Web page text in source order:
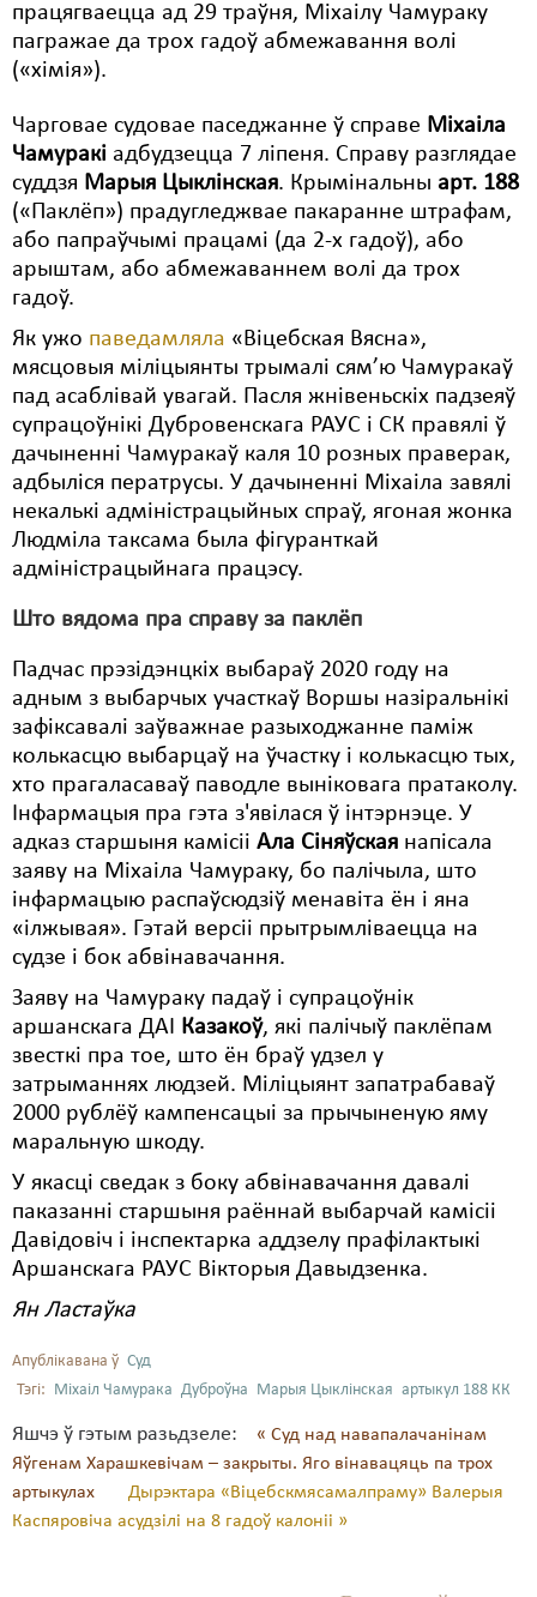
працягваецца ад 29 траўня, Міхаілу Чамураку
пагражае да трох гадоў абмежавання волі
(«хімія»).
Чарговае судовае паседжанне ў справе Міхаіла
Чамуракі адбудзецца 7 ліпеня. Справу разглядае
суддзя Марыя Цыклінская. Крымінальны арт. 188
(«Паклёп») прадугледжвае пакаранне штрафам,
або папраўчымі працамі (да 2-х гадоў), або
арыштам, або абмежаваннем волі да трох
гадоў.
Як ужо паведамляла «Віцебская Вясна»,
мясцовыя міліцыянты трымалі сям’ю Чамуракаў
пад асаблівай увагай. Пасля жнівеньскіх падзеяў
супрацоўнікі Дубровенскага РАУС і СК правялі ў
дачыненні Чамуракаў каля 10 розных праверак,
адбыліся ператрусы. У дачыненні Міхаіла завялі
некалькі адміністрацыйных спраў, ягоная жонка
Людміла таксама была фігуранткай
адміністрацыйнага працэсу.
Што вядома пра справу за паклёп
Падчас прэзідэнцкіх выбараў 2020 году на
адным з выбарчых участкаў Воршы назіральнікі
зафіксавалі заўважнае разыходжанне паміж
колькасцю выбарцаў на ўчастку і колькасцю тых,
хто прагаласаваў паводле выніковага пратаколу.
Інфармацыя пра гэта з'явілася ў інтэрнэце. У
адказ старшыня камісіі Ала Сіняўская напісала
заяву на Міхаіла Чамураку, бо палічыла, што
інфармацыю распаўсюдзіў менавіта ён і яна
«ілжывая». Гэтай версіі прытрымліваецца на
судзе і бок абвінавачання.
Заяву на Чамураку падаў і супрацоўнік
аршанскага ДАІ Казакоў, які палічыў паклёпам
звесткі пра тое, што ён браў удзел у
затрыманнях людзей. Міліцыянт запатрабаваў
2000 рублёў кампенсацыі за прычыненую яму
маральную шкоду.
У якасці сведак з боку абвінавачання давалі
паказанні старшыня раённай выбарчай камісіі
Давідовіч і інспектарка аддзелу прафілактыкі
Аршанскага РАУС Вікторыя Давыдзенка.
Ян Ластаўка
Апублікавана ў Суд
Тэгі: Міхаіл Чамурака Дуброўна Марыя Цыклінская артыкул 188 КК
Яшчэ ў гэтым разьдзеле:
« Суд над навапалачанінам
Яўгенам Харашкевічам – закрыты. Яго вінавацяць па трох
артыкулах
Дырэктара «Віцебскмясамалпраму» Валерыя
Каспяровіча асудзілі на 8 гадоў калоніі »
Свабода слова
Свабода сумленьня
Суд
Сьмяротнае пакараньне
Экалёгія
Правы працоўных
Сацыяльныя правы